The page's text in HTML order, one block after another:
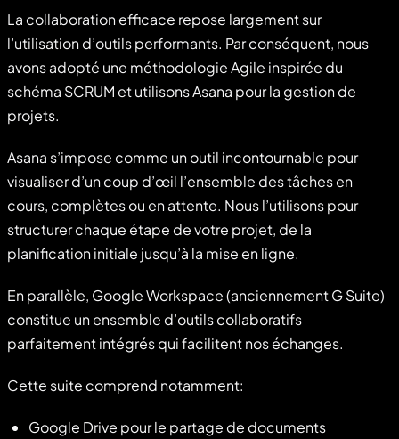
La collaboration efficace repose largement sur
l’utilisation d’outils performants. Par conséquent, nous
avons adopté une méthodologie Agile inspirée du
schéma SCRUM et utilisons Asana pour la gestion de
projets.
Asana s’impose comme un outil incontournable pour
visualiser d’un coup d’œil l’ensemble des tâches en
cours, complètes ou en attente. Nous l’utilisons pour
structurer chaque étape de votre projet, de la
planification initiale jusqu’à la mise en ligne.
En parallèle, Google Workspace (anciennement G Suite)
constitue un ensemble d’outils collaboratifs
parfaitement intégrés qui facilitent nos échanges.
Cette suite comprend notamment:
Google Drive pour le partage de documents